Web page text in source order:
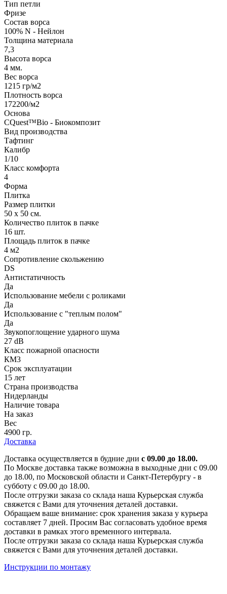
Тип петли
Фризе
Состав ворса
100% N - Нейлон
Толщина материала
7,3
Высота ворса
4 мм.
Вес ворса
1215 гр/м2
Плотность ворса
172200/м2
Основа
CQuest™Bio - Биокомпозит
Вид производства
Тафтинг
Калибр
1/10
Класс комфорта
4
Форма
Плитка
Размер плитки
50 х 50 см.
Количество плиток в пачке
16 шт.
Площадь плиток в пачке
4 м2
Сопротивление скольжению
DS
Антистатичность
Да
Использование мебели с роликами
Да
Использование с "теплым полом"
Да
Звукопоглощение ударного шума
27 dB
Класс пожарной опасности
КМ3
Срок эксплуатации
15 лет
Страна производства
Нидерланды
Наличие товара
На заказ
Вес
4900 гр.
Доставка
Доставка осуществляется в будние дни с 09.00 до 18.00.
По Москве доставка также возможна в выходные дни с 09.00
до 18.00, по Московской области и Санкт-Петербургу - в
субботу с 09.00 до 18.00.
После отгрузки заказа со склада наша Курьерская служба
свяжется с Вами для уточнения деталей доставки.
Обращаем ваше внимание: срок хранения заказа у курьера
составляет 7 дней. Просим Вас согласовать удобное время
доставки в рамках этого временного интервала.
После отгрузки заказа со склада наша Курьерская служба
свяжется с Вами для уточнения деталей доставки.
Инструкции по монтажу